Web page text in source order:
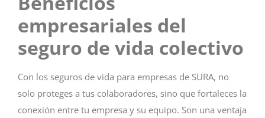
empresariales del
seguro de vida colectivo
Con los seguros de vida para empresas de SURA, no
solo proteges a tus colaboradores, sino que fortaleces la
conexión entre tu empresa y su equipo. Son una ventaja